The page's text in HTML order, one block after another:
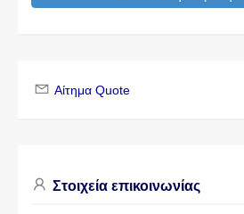
Αίτημα Quote
Στοιχεία επικοινωνίας